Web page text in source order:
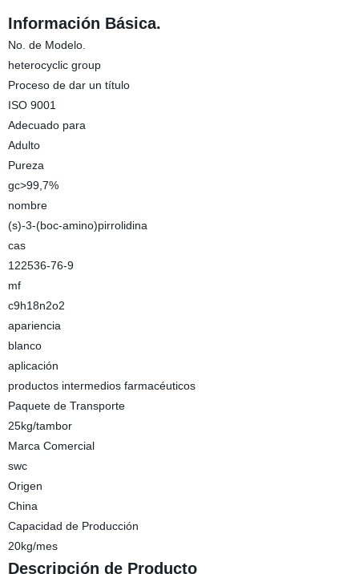
Información Básica.
No. de Modelo.
heterocyclic group
Proceso de dar un título
ISO 9001
Adecuado para
Adulto
Pureza
gc>99,7%
nombre
(s)-3-(boc-amino)pirrolidina
cas
122536-76-9
mf
c9h18n2o2
apariencia
blanco
aplicación
productos intermedios farmacéuticos
Paquete de Transporte
25kg/tambor
Marca Comercial
swc
Origen
China
Capacidad de Producción
20kg/mes
Descripción de Producto